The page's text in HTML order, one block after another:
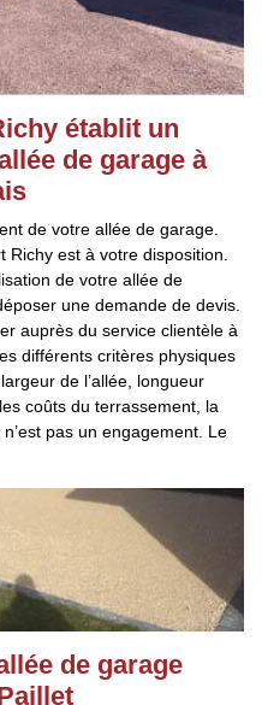
établit un
de garage à
de votre allée de garage.
Richy est à votre disposition.
de votre allée de
une demande de devis.
auprès du service clientèle à
différents critères physiques
de l’allée, longueur
coûts du terrassement, la
pas un engagement. Le
de garage